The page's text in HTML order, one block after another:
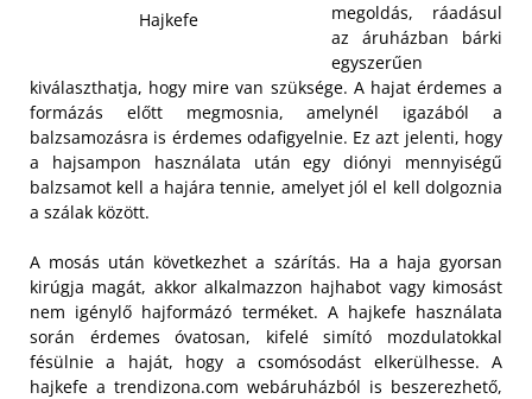
Hajkefe
megoldás, ráadásul
az áruházban bárki
egyszerűen
kiválaszthatja, hogy mire van szüksége. A hajat érdemes a
formázás előtt megmosnia, amelynél igazából a
balzsamozásra is érdemes odafigyelnie. Ez azt jelenti, hogy
a hajsampon használata után egy diónyi mennyiségű
balzsamot kell a hajára tennie, amelyet jól el kell dolgoznia
a szálak között.
A mosás után következhet a szárítás. Ha a haja gyorsan
kirúgja magát, akkor alkalmazzon hajhabot vagy kimosást
nem igénylő hajformázó terméket. A hajkefe használata
során érdemes óvatosan, kifelé simító mozdulatokkal
fésülnie a haját, hogy a csomósodást elkerülhesse. A
hajkefe a trendizona.com webáruházból is beszerezhető,